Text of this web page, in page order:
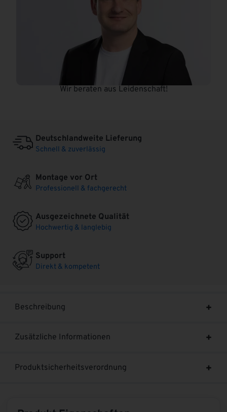
Wir beraten aus Leidenschaft!
Deutschlandweite Lieferung
Schnell & zuverlässig
Montage vor Ort
Professionell & fachgerecht
Ausgezeichnete Qualität
Hochwertig & langlebig
Support
Direkt & kompetent
Beschreibung
Zusätzliche Informationen
Produktsicherheitsverordnung